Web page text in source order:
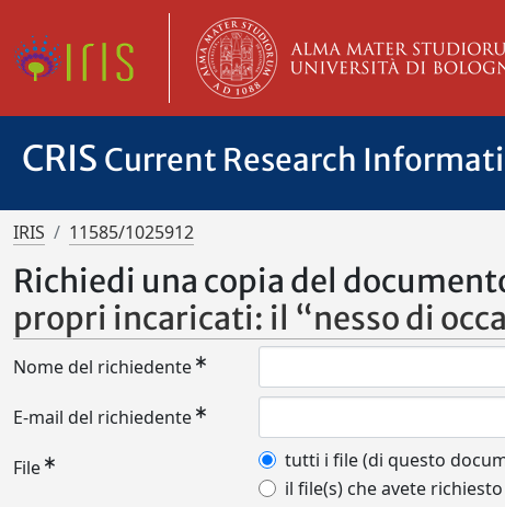
CRIS Current Research
IRIS 11585/1025912
Richiedi una copia del
propri incaricati: il “nesso di
Nome del richiedente
E-mail del richiedente
File
tutti i file (di questo
il file(s) che avete richiesto